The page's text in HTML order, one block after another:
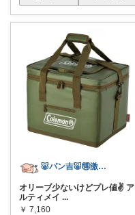
🐷パン吉🐷🉐激安商品紹介🉐
オリーブ少ないけどプレ値✌️ ア
ルティメイ ...
￥ 7,160